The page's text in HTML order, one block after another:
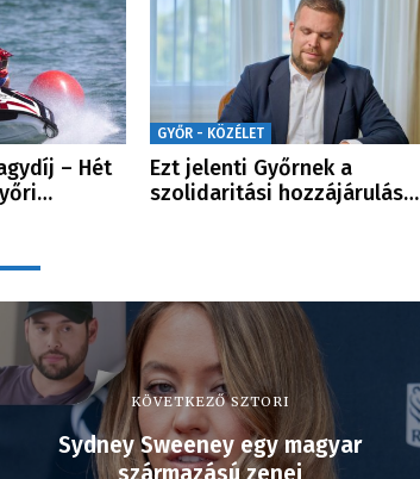
– Hét
GYŐR - KÖZÉLET
Ezt jelenti Győrnek a
szolidaritási hozzájárulás…
KÖVETKEZŐ SZTORI
Sydney Sweeney egy magyar